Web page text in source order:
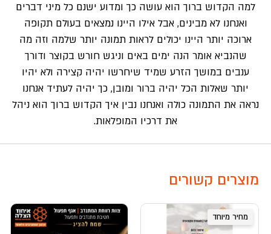
למה הקדוש ברוך הוא עושה כך ומדוע ישנם כל מיני דברים
ואנחנו לא מבינים, אבל אילו היינו נמצאים בעולם תקופה
ארוכה יותר היינו יכולים לראות תמונה יותר שלמה וזה מה
שהנביא אומר הנה ימים באים וניגש חורש בקוצר ודורך
ענבים במושך הזרע שמיד שיחרשו יהיה קצירה ולא יהיו
יותר שאלות הכל יהיה ברור ומובן, כך יהיה לעתיד אנחנו
נראה את התמונה כולה ואנחנו נבין איך הקדוש ברוך הוא ניהל
את דרכיו המופלאות.
מוצרים קשורים
מחיר מיוחד